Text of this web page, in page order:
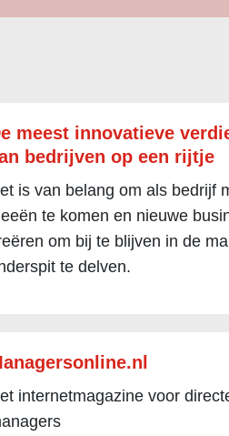
meest innovatieve
bedrijven op een rijtje
is van belang om als bedrijf
te komen en nieuwe
om bij te blijven in de
te delven.
internetmagazine voor